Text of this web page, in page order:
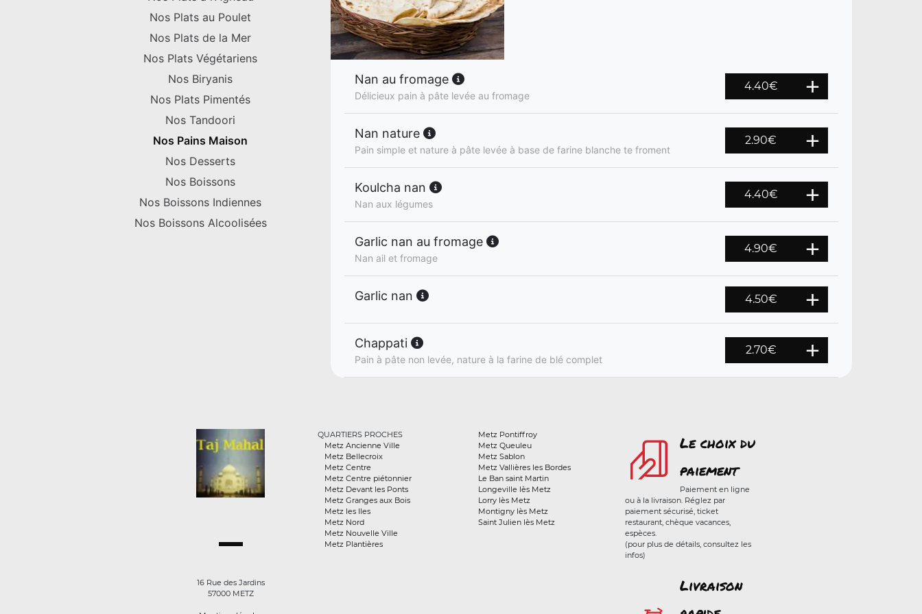
Nos Plats au Poulet
Nos Plats de la Mer
Nos Plats Végétariens
Nos Biryanis
Nos Plats Pimentés
Nos Tandoori
Nos Pains Maison
Nos Desserts
Nos Boissons
Nos Boissons Indiennes
Nos Boissons Alcoolisées
Nan au fromage
Délicieux pain à pâte levée au fromage
4.40€
Nan nature
Pain simple et nature à pâte levée à base de farine blanche te froment
2.90€
Koulcha nan
Nan aux légumes
4.40€
Garlic nan au fromage
Nan ail et fromage
4.90€
Garlic nan 4.50€
Chappati
Pain à pâte non levée, nature à la farine de blé complet
2.70€
16 Rue des Jardins
57000 METZ
QUARTIERS PROCHES
Metz Ancienne Ville
Metz Bellecroix
Metz Centre
Metz Centre piétonnier
Metz Devant les Ponts
Metz Granges aux Bois
Metz les Iles
Metz Nord
Metz Nouvelle Ville
Metz Plantières
Metz Pontiffroy
Metz Queuleu
Metz Sablon
Metz Vallières les Bordes
Le Ban saint Martin
Longeville lès Metz
Lorry lès Metz
Montigny lès Metz
Saint Julien lès Metz
Le choix du
paiement
Paiement en ligne
ou à la livraison. Réglez par
paiement sécurisé, ticket
restaurant, chèque vacances,
espèces.
(pour plus de détails, consultez les
infos)
Livraison